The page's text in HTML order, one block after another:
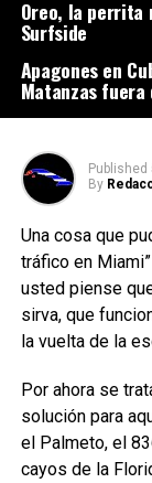
Oreo, la perrita
Surfside
Apagones en
Matanzas
Published
By
Una cosa que
tráfico en
usted piense
sirva, que
la vuelta de la
Por ahora se
solución para
el Palmeto, el
cayos de la